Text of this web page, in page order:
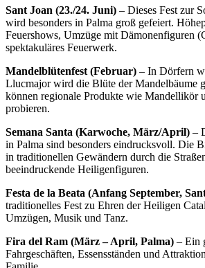
Sant Joan (23./24. Juni) – Dieses Fest zur
wird besonders in Palma groß gefeiert.
Feuershows, Umzüge mit Dämonenfiguren
spektakuläres Feuerwerk.
Mandelblütenfest (Februar) – In Dörfern
Llucmajor wird die Blüte der Mandelbäume
können regionale Produkte wie Mandellikör
probieren.
Semana Santa (Karwoche, März/April) –
in Palma sind besonders eindrucksvoll. Die
in traditionellen Gewändern durch die
beeindruckende Heiligenfiguren.
Festa de la Beata (Anfang September,
traditionelles Fest zu Ehren der Heiligen
Umzügen, Musik und Tanz.
Fira del Ram (März – April, Palma) – Ein
Fahrgeschäften, Essensständen und